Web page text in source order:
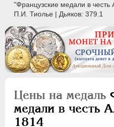
"Французские медали в
П.И. Тиолье | Дьяков: 379.1
Цены на медаль
медали в честь
1814
ВСЕ
ПEТР I 1699-1725
ПЕТР II
АННА ИОАННОВНА
ИОАНН АНТОНОВИЧ